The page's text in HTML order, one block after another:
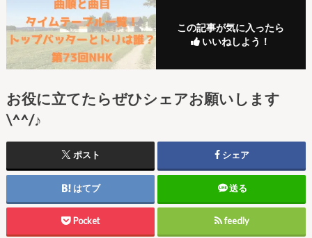
この記事が気に入ったら
いいねしよう！
お役に立てたらぜひシェアお願いします
\^^/♪
ポスト シェア
はてブ 送る
Pocket feedly